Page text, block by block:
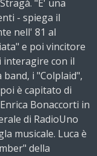
"E' una
- spiega il
nell' 81 al
e poi vincitore
interagire con il
i "Colplaid",
è capitato di
Bonaccorti in
di RadioUno
musicale. Luca è
della